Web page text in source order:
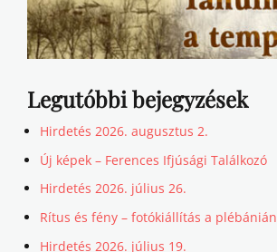
Legutóbbi bejegyzések
Hirdetés 2026. augusztus 2.
Új képek – Ferences Ifjúsági Találkozó
Hirdetés 2026. július 26.
Rítus és fény – fotókiállítás a plébánián
Hirdetés 2026. július 19.